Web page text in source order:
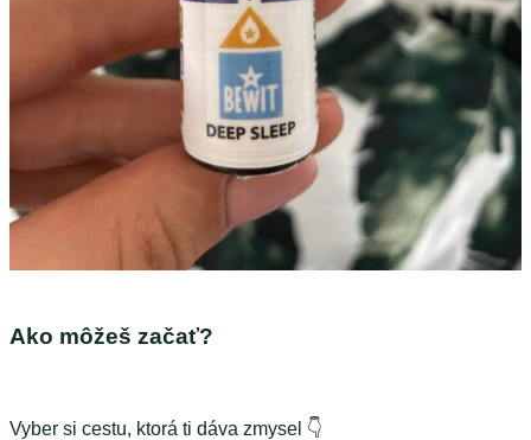
Ako môžeš začať?
Vyber si cestu, ktorá ti dáva zmysel 👇